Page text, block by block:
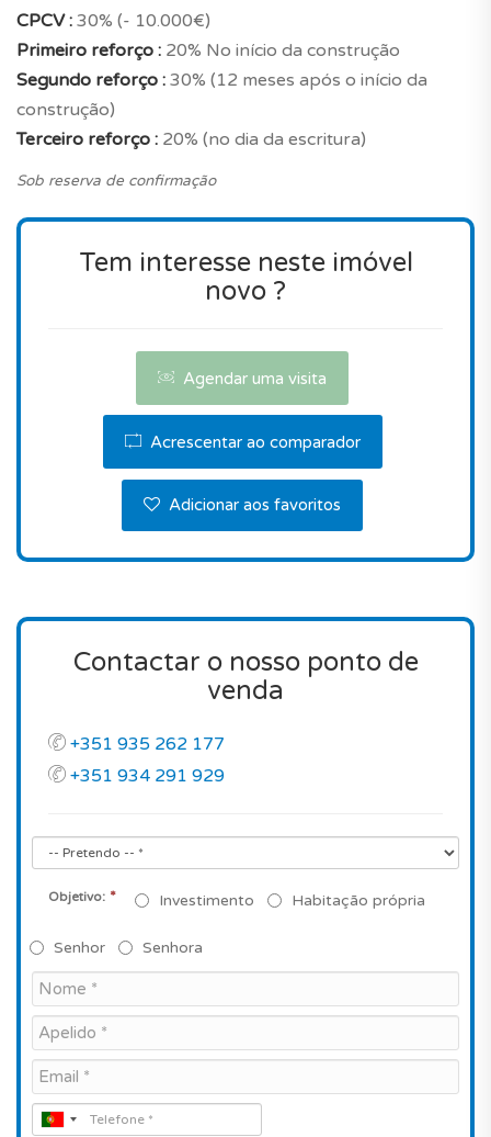
Será uma boa escolha? É de salientar que, o
preço está realmente bom em comparação com
outros imóveis no mercado quando comparado
com um apartamento novo com estas
na freguesia de Lagoa e Carvoeiro.
Contacte-nos para agendar uma visita.
CPCV : 30% (- 10.000€)
Primeiro reforço : 20% No início da construção
Segundo reforço : 30% (12 meses após o início da
construção)
Terceiro reforço : 20% (no dia da escritura)
Sob reserva de confirmação
Tem interesse neste imóvel
novo ?
Agendar uma visita
Acrescentar ao comparador
Adicionar aos favoritos
Contactar o nosso ponto de
venda
+351 935 262 177
+351 934 291 929
Objetivo: * Investimento Habitação própria
Senhor Senhora